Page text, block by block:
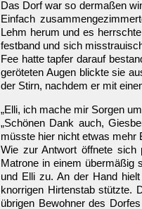
Das Dorf war so dermaßen
Einfach
Lehm herum und es
festband und sich
Fee hatte tapfer darauf
geröteten Augen blickte sie
der Stirn, nachdem er mit
„Elli, ich mache mir Sorgen
„Schönen Dank auch,
müsste hier nicht etwas mehr
Wie zur Antwort öffnete sich
Matrone in einem übermäßig
und Elli zu. An der Hand
knorrigen Hirtenstab stützte.
übrigen Bewohner des